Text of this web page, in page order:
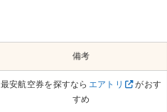
備考
最安航空券を探すなら エアトリ
がおす
すめ